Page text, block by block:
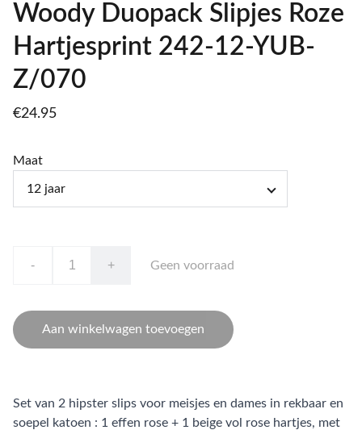
Woody Duopack Slipjes Roze
Hartjesprint 242-12-YUB-
Z/070
€24.95
Maat
- + Geen voorraad
Aan winkelwagen toevoegen
Set van 2 hipster slips voor meisjes en dames in rekbaar en
soepel katoen : 1 effen rose + 1 beige vol rose hartjes, met